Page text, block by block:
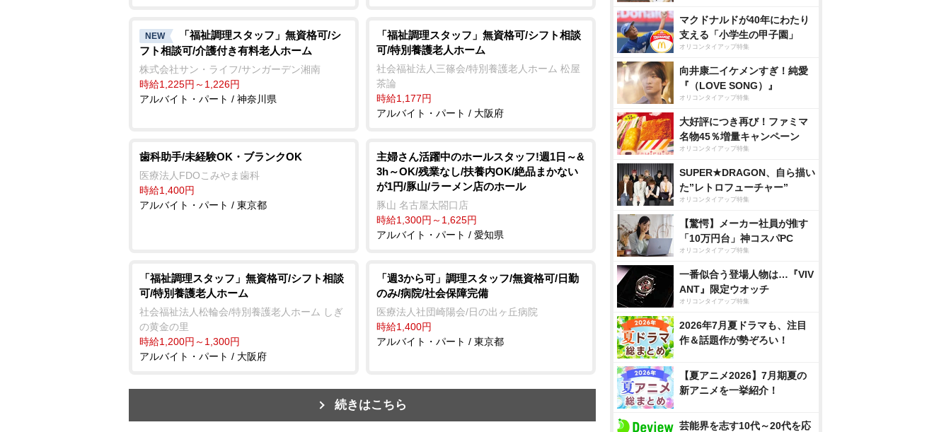
NEW
「福祉調理スタッフ」無資格可/シ
フト相談可/介護付き有料老人ホーム
株式会社サン・ライフ/サンガーデン湘南
時給1,225円～1,226円
アルバイト・パート / 神奈川県
「福祉調理スタッフ」無資格可/シフト相談
可/特別養護老人ホーム
社会福祉法人三篠会/特別養護老人ホーム 松屋
茶論
時給1,177円
アルバイト・パート / 大阪府
歯科助手/未経験OK・ブランクOK
医療法人FDOこみやま歯科
時給1,400円
アルバイト・パート / 東京都
主婦さん活躍中のホールスタッフ!週1日～&
3h～OK/残業なし/扶養内OK/絶品まかない
が1円/豚山/ラーメン店のホール
豚山 名古屋太閤口店
時給1,300円～1,625円
アルバイト・パート / 愛知県
「福祉調理スタッフ」無資格可/シフト相談
可/特別養護老人ホーム
社会福祉法人松輪会/特別養護老人ホーム しぎ
の黄金の里
時給1,200円～1,300円
アルバイト・パート / 大阪府
「週3から可」調理スタッフ/無資格可/日勤
のみ/病院/社会保障完備
医療法人社団崎陽会/日の出ヶ丘病院
時給1,400円
アルバイト・パート / 東京都
続きはこちら
マクドナルドが40年にわたり
支える「小学生の甲子園」
オリコンタイアップ特集
向井康二イケメンすぎ！純愛
『（LOVE SONG）』
オリコンタイアップ特集
大好評につき再び！ファミマ
名物45％増量キャンペーン
オリコンタイアップ特集
SUPER★DRAGON、自ら描い
た”レトロフューチャー”
オリコンタイアップ特集
【驚愕】メーカー社員が推す
「10万円台」神コスパPC
オリコンタイアップ特集
一番似合う登場人物は…『VIV
ANT』限定ウオッチ
オリコンタイアップ特集
2026年7月夏ドラマも、注目
作＆話題作が勢ぞろい！
【夏アニメ2026】7月期夏の
新アニメを一挙紹介！
芸能界を志す10代～20代を応